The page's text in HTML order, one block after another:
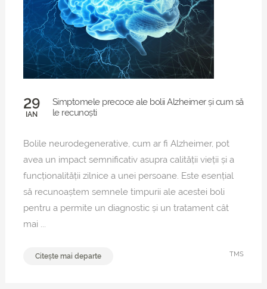
29
IAN
Simptomele precoce ale bolii Alzheimer și cum să
le recunoști
Bolile neurodegenerative, cum ar fi Alzheimer, pot
avea un impact semnificativ asupra calității vieții și a
funcționalității zilnice a unei persoane. Este esențial
să recunoaștem semnele timpurii ale acestei boli
pentru a permite un diagnostic și un tratament cât
mai ...
Citește mai departe TMS